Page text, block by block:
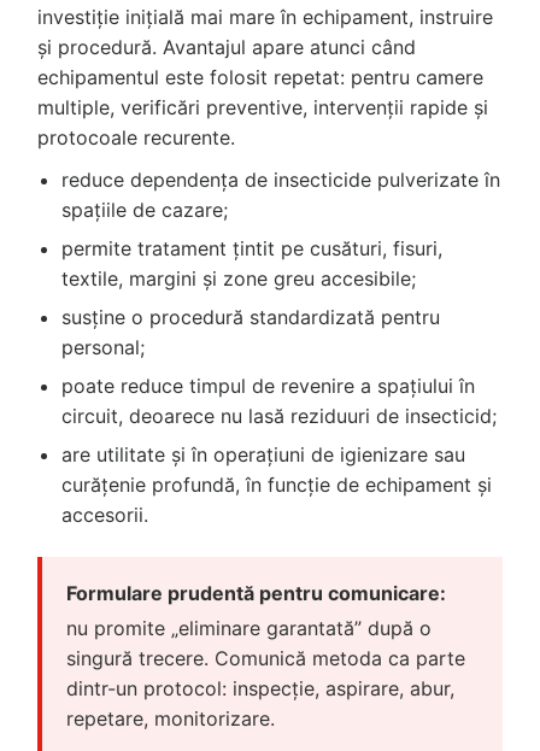
investiție inițială mai mare în echipament, instruire
și procedură. Avantajul apare atunci când
echipamentul este folosit repetat: pentru camere
multiple, verificări preventive, intervenții rapide și
protocoale recurente.
reduce dependența de insecticide pulverizate în
spațiile de cazare;
permite tratament țintit pe cusături, fisuri,
textile, margini și zone greu accesibile;
susține o procedură standardizată pentru
personal;
poate reduce timpul de revenire a spațiului în
circuit, deoarece nu lasă reziduuri de insecticid;
are utilitate și în operațiuni de igienizare sau
curățenie profundă, în funcție de echipament și
accesorii.
Formulare prudentă pentru comunicare:
nu promite „eliminare garantată” după o
singură trecere. Comunică metoda ca parte
dintr-un protocol: inspecție, aspirare, abur,
repetare, monitorizare.